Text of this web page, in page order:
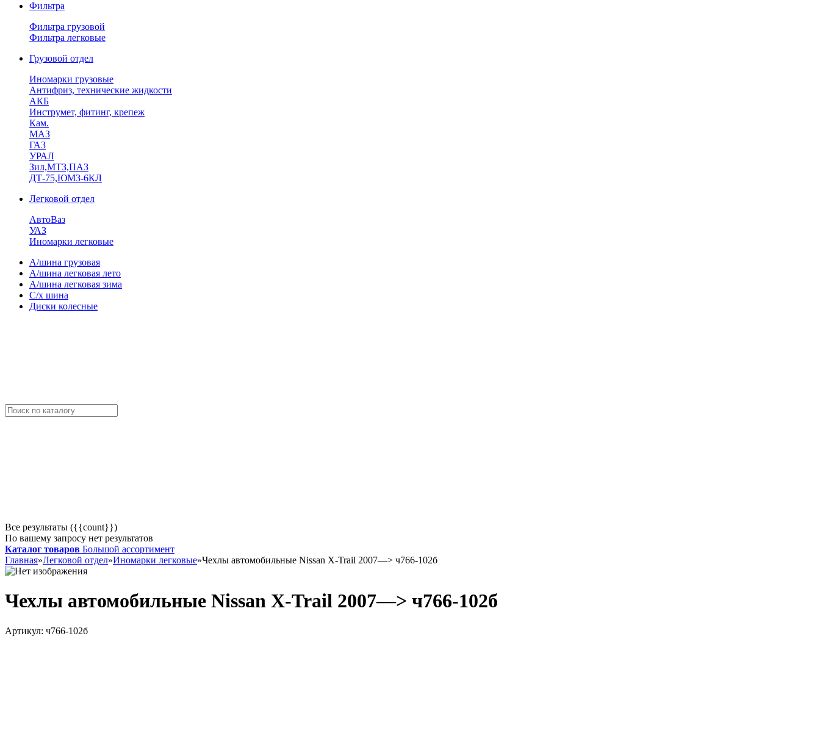
Фильтра
Фильтра грузовой
Фильтра легковые
Грузовой отдел
Иномарки грузовые
Антифриз, технические жидкости
АКБ
Инструмет, фитинг, крепеж
Кам.
МАЗ
ГА3
УРАЛ
Зил,МТЗ,ПАЗ
ДТ-75,ЮМЗ-6КЛ
Легковой отдел
АвтоВаз
УАЗ
Иномарки легковые
А/шина грузовая
А/шина легковая лето
А/шина легковая зима
С/х шина
Диски колесные
Все результаты ({{count}})
По вашему запросу нет результатов
Каталог товаров Большой ассортимент
Главная»Легковой отдел»Иномарки легковые»Чехлы автомобильные Nissan X-Trail 2007—> ч766-102б
Чехлы автомобильные Nissan X-Trail 2007—> ч766-102б
Артикул: ч766-102б